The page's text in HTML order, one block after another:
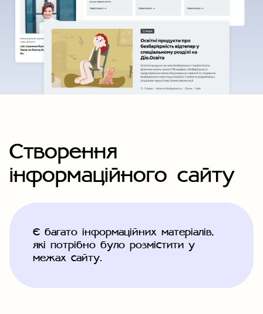
Створення
інформаційного сайту
Є багато інформаційних матеріалів,
які потрібно було розмістити у
межах сайту.